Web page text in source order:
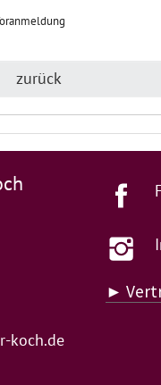
zurück
koch.de
►